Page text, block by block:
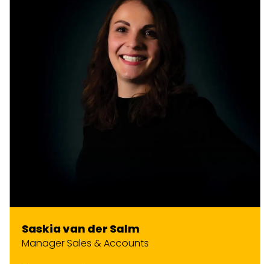
Saskia van der Salm
Manager Sales & Accounts